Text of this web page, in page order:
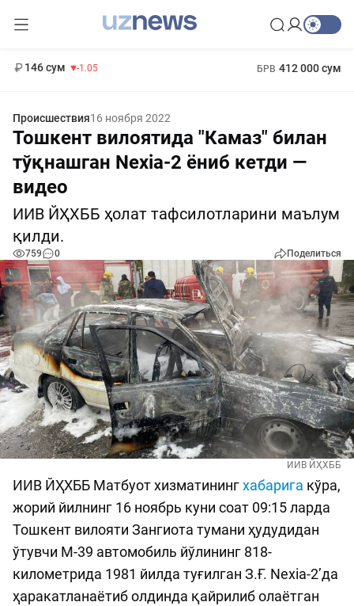
146 сум -1.05 БРВ 412 000 сум
Происшествия16 ноября 2022
Тошкент вилоятида "Камаз" билан
тўқнашган Nexia-2 ёниб кетди —
видео
ИИВ ЙҲХББ ҳолат тафсилотларини маълум
қилди.
759 0 Поделиться
ИИВ ЙҲХББ
ИИВ ЙҲХББ Матбуот хизматинингхабарига кўра,
жорий йилнинг 16 ноябрь куни соат 09:15 ларда
Тошкент вилояти Зангиота тумани ҳудудидан
ўтувчи М-39 автомобиль йўлининг 818-
километрида 1981 йилда туғилган З.Ғ. Nexia-2’да
ҳаракатланаётиб олдинда қайрилиб олаётган